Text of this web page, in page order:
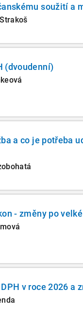
soužití a
(dvoudenní)
a co je potřeba
- změny po
v roce 2026 a